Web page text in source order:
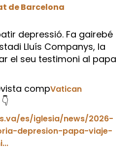
de Barcelona
depressió. Fa gairebé
Lluís Companys, la
el seu testimoni al papa
compVatican
es/iglesia/news/2026-
depresion-papa-viaje-